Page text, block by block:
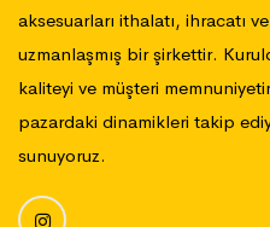
aksesuarları ithalatı, ihracatı
uzmanlaşmış bir şirkettir.
kaliteyi ve müşteri
pazardaki dinamikleri takip
sunuyoruz.